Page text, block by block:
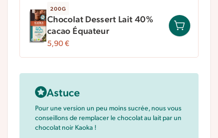
200G
Chocolat Dessert Lait 40%
cacao Équateur
5,90€
Astuce
Pour une version un peu moins sucrée, nous vous
conseillons de remplacer le chocolat au lait par un
chocolat noir Kaoka !